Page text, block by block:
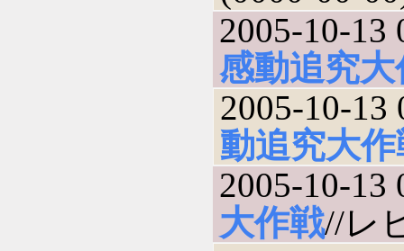
2005-10-13
感動追究大
2005-10-13
動追究大作
2005-10-13
大作戦//レ